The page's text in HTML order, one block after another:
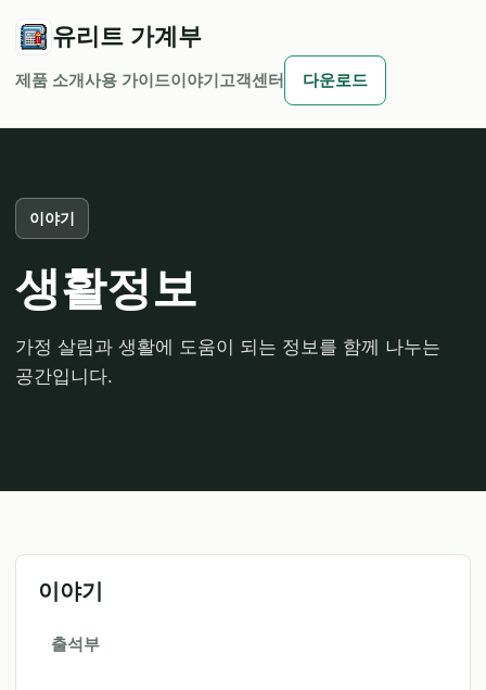
유리트 가계부
제품 소개사용 가이드이야기 고객센터 다운로드
이야기
생활정보
가정 살림과 생활에 도움이 되는 정보를 함께 나누는
공간입니다.
이야기
출석부